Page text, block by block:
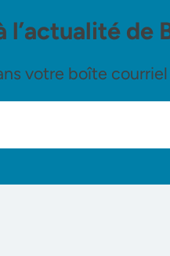
l’actualité de
votre boîte